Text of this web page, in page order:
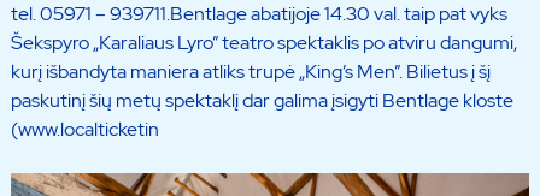
tel. 05971 – 939711.Bentlage abatijoje 14.30 val. taip pat vyks
Šekspyro „Karaliaus Lyro” teatro spektaklis po atviru dangumi,
kurį išbandyta maniera atliks trupė „King’s Men”. Bilietus į šį
paskutinį šių metų spektaklį dar galima įsigyti Bentlage kloste
(www.localticketin